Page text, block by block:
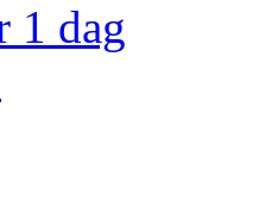
1 dag